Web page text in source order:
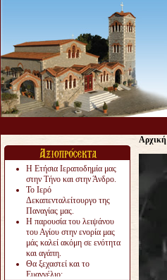
Η Ετήσια Ιεραποδημία μας
στην Τήνο και στην Άνδρο.
Το Ιερό
Δεκαπενταλείτουργο της
Παναγίας μας.
Η παρουσία του λειψάνου
του Αγίου στην ενορία μας
μάς καλεί ακόμη σε ενότητα
και αγάπη.
Θα ξεχαστεί και το
Ευαγγέλιο;
Αρχική